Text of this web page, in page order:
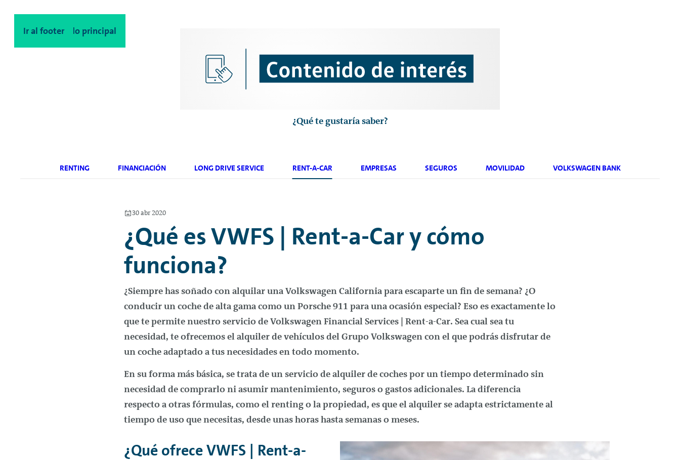
Ir al contenido principal
Ir al footer
¿Qué te gustaría saber?
RENTING FINANCIACIÓN LONG DRIVE SERVICE RENT-A-CAR EMPRESAS SEGUROS MOVILIDAD VOLKSWAGEN BANK
30 abr 2020
¿Qué es VWFS | Rent-a-Cary cómo
funciona?
¿Siempre has soñado con alquilar una Volkswagen California para escaparte un fin de semana? ¿O
conducir un coche de alta gama como un Porsche 911 para una ocasión especial? Eso es exactamente lo
que te permite nuestro servicio de Volkswagen Financial Services |Rent-a-Car. Sea cual sea tu
necesidad, te ofrecemos el alquiler de vehículos del Grupo Volkswagen con el que podrás disfrutar de
un coche adaptado a tus necesidades en todo momento.
En su forma más básica, se trata de un servicio de alquiler de coches por un tiempo determinado sin
necesidad de comprarlo ni asumir mantenimiento, seguros o gastos adicionales. La diferencia
respecto a otras fórmulas, como elrentingo la propiedad, es que el alquiler se adapta estrictamente al
tiempo de uso que necesitas, desde unas horas hasta semanas o meses.
¿Qué ofrece VWFS | Rent-a-